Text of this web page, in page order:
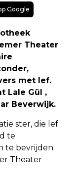
Google
Theater
met lef.
Lale Gül ,
Beverwijk.
ster, die lef
te
te bevrijden.
Theater